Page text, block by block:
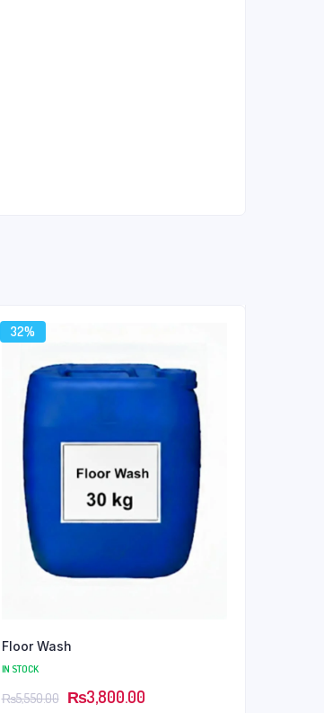
32%
Floor Wash
IN STOCK
₨5,550.00 ₨3,800.00